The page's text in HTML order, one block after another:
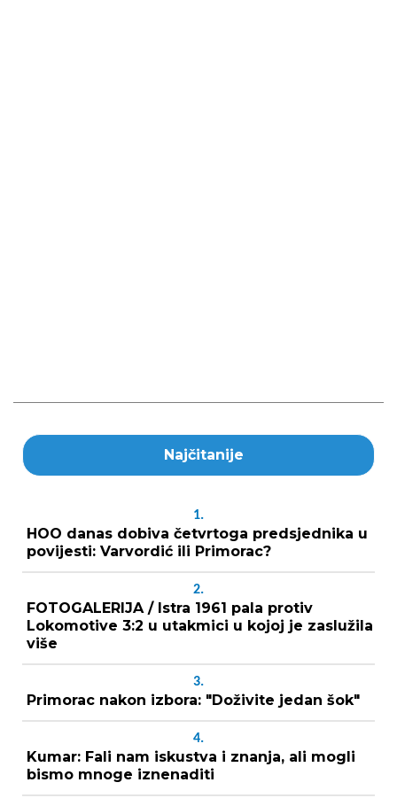
Najčitanije
1.
HOO danas dobiva četvrtoga predsjednika u
povijesti: Varvordić ili Primorac?
2.
FOTOGALERIJA / Istra 1961 pala protiv
Lokomotive 3:2 u utakmici u kojoj je zaslužila
više
3.
Primorac nakon izbora: "Doživite jedan šok"
4.
Kumar: Fali nam iskustva i znanja, ali mogli
bismo mnoge iznenaditi